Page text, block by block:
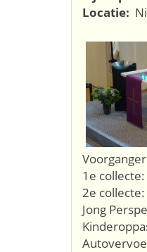
Locatie:
1e collecte:
2e collecte:
Jong